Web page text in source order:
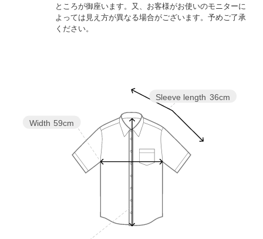
ところが御座います。又、お客様がお使いのモニターに
よっては見え方が異なる場合がございます。予めご了承
ください。
Sleeve length 36cm
Width 59cm